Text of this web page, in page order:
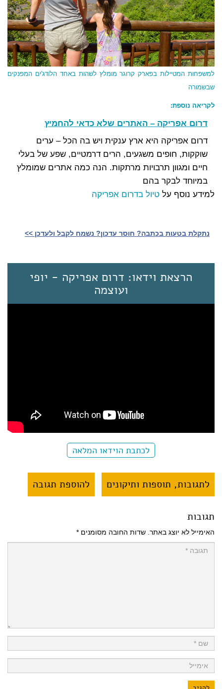
למשפחות המטיילות בפארק קרוגר מומלץ לשהות באחד הלודג'ים המפנקים
שבשמורה
לקריאה נוספת:
דרום אפריקה – האתרים שלא כדאי להחמיץ
דרום אפריקה היא ארץ ענקית ויש בה הכל – ערים
שוקקות, חופים משגעים, הרים דרמטיים, שפע של בעלי
חיים ומגוון תרבויות מרתקות. הנה כמה אתרים שמומלץ
במיוחד לבקר בהם
למידע נוסף על טיול בדרום אפריקה
נתקלת בטעות בכתבה? חוסר עדכון? נשמח לקבל ולעדכן >>‎
הרצאת וידאו: דרום אפריקה - יופי
ועוצמה
לכתבת הוידאו המלאה
לתגובות, תוספות ותיקונים להוספת תגובה
תגובות
האימייל לא יוצג באתר. שדות החובה מסומנים *